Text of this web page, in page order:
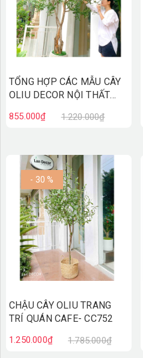
TỔNG HỢP CÁC MẪU CÂY
OLIU DECOR NỘI THẤT
855.000₫ 1.220.000₫
- 30 %
CHẬU CÂY OLIU TRANG
TRÍ QUÁN CAFE- CC752
1.250.000₫ 1.785.000₫